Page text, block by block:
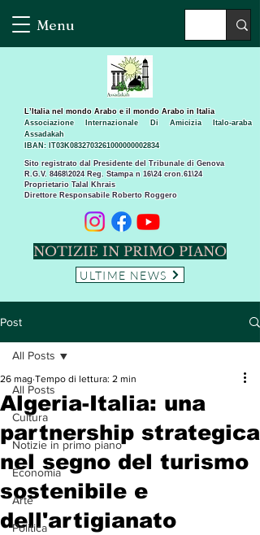
Menu
Sito registrato dal Presidente del Tribunale di Genova
R.G.V. 8468\2024 Reg. Stampa n 16\24 cron.61\24 ​
Proprietario Talal Khrais
Direttore Responsabile Roberto Roggero
L’Italia nel mondo Arabo e il mondo Arabo in Italia
Associazione Internazionale Di Amicizia Italo-araba
Assadakah
IBAN: IT03K0832703261000000002834
NOTIZIE IN PRIMO PIANO
ULTIME NEWS
Post
All Posts
Cultura
Notizie in primo piano
Economia
Arte
Politica
All Posts
Algeria-Italia: una
partnership strategica
nel segno del turismo
sostenibile e
dell'artigianato
26 mag Tempo di lettura: 2 min